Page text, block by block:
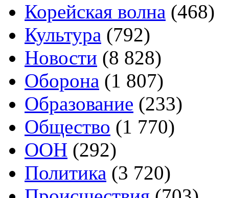
Корейская волна (468)
Культура (792)
Новости (8 828)
Оборона (1 807)
Образование (233)
Общество (1 770)
ООН (292)
Политика (3 720)